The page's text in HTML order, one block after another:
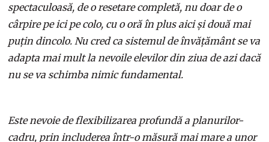
spectaculoasă, de o resetare completă, nu doar de o
cârpire pe ici pe colo, cu o oră în plus aici și două mai
puțin dincolo. Nu cred ca sistemul de învățământ se va
adapta mai mult la nevoile elevilor din ziua de azi dacă
nu se va schimba nimic fundamental.
Este nevoie de flexibilizarea profundă a planurilor-
cadru, prin includerea într-o măsură mai mare a unor